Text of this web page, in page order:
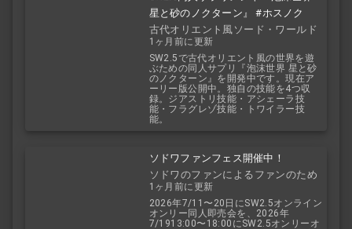
星と砂のノクターン』 #ホスノク
古代オリエント風ソード・ワールド
2.5
1ヶ月前に更新
SW2.5で古代オリエント風の世界を遊
ぶための同人サプリ『泡沫世界 星と砂
のノクターン』を開発中です。現在ア
ーリー版公開中。独自の技能を4つ収
録。ジアストリ技能・アシェーラ技
能・フラグレゾ技能・トワイラー技
能。
ソドワファンフェス開催中！
ソドワのファンによるファンのため
のお祭り！
1ヶ月前に更新
2026年7/11〜20日にSW2.5オンライン
オンリー同人即売会を、2026年
7/1913:00〜18:00にSW2.5オンリーオ